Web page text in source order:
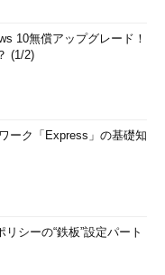
10無償アップグレード！
(1/2)
ーク「Express」の基礎知
シーの“鉄板”設定パート